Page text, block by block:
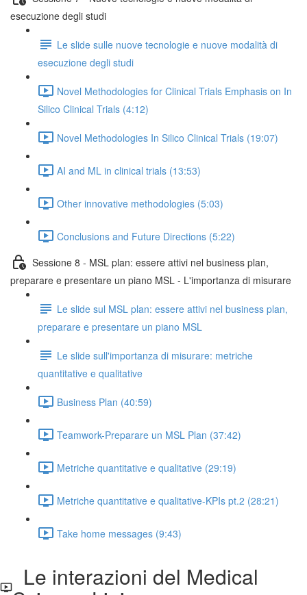
esecuzione degli studi
Le slide sulle nuove tecnologie e nuove modalità di
esecuzione degli studi
Novel Methodologies for Clinical Trials Emphasis on In
Silico Clinical Trials (4:12)
Novel Methodologies In Silico Clinical Trials (19:07)
AI and ML in clinical trials (13:53)
Other innovative methodologies (5:03)
Conclusions and Future Directions (5:22)
Sessione 8 - MSL plan: essere attivi nel business plan,
preparare e presentare un piano MSL - L'importanza di misurare
Le slide sul MSL plan: essere attivi nel business plan,
preparare e presentare un piano MSL
Le slide sull'importanza di misurare: metriche
quantitative e qualitative
Business Plan (40:59)
Teamwork-Preparare un MSL Plan (37:42)
Metriche quantitative e qualitative (29:19)
Metriche quantitative e qualitative-KPIs pt.2 (28:21)
Take home messages (9:43)
Le interazioni del Medical